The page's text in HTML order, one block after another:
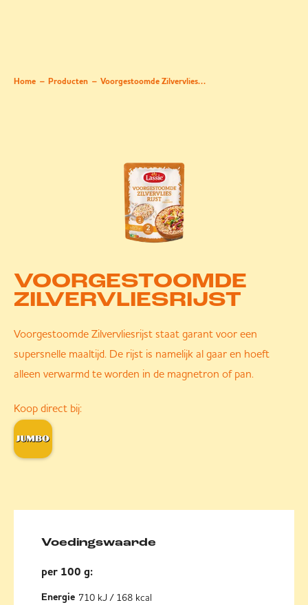
Home Producten Voorgestoomde Zilvervliesrijst
VOORGESTOOMDE
ZILVERVLIESRIJST
Voorgestoomde Zilvervliesrijst staat garant voor een
supersnelle maaltijd. De rijst is namelijk al gaar en hoeft
alleen verwarmd te worden in de magnetron of pan.
Koop direct bij:
Voedingswaarde
per 100 g:
Energie 710 kJ / 168 kcal